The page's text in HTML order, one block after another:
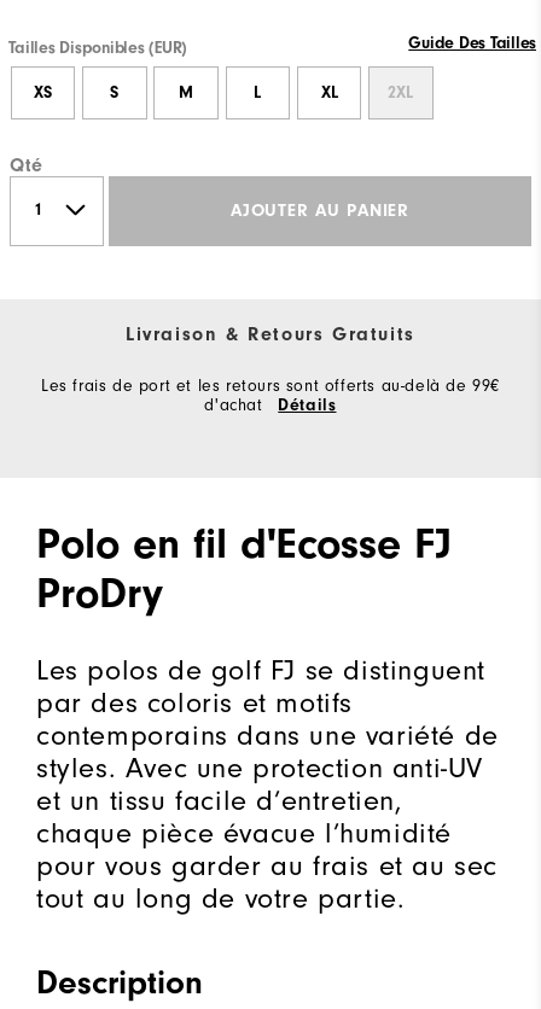
Tailles Disponibles (EUR) Guide Des Tailles
XS S M L XL 2XL
Qté
AJOUTER AU PANIER
Livraison & Retours Gratuits
Les frais de port et les retours sont offerts au-delà de 99€
d'achat
Détails
Polo en fil d'Ecosse FJ
ProDry
Les polos de golf FJ se distinguent
par des coloris et motifs
contemporains dans une variété de
styles. Avec une protection anti-UV
et un tissu facile d’entretien,
chaque pièce évacue l’humidité
pour vous garder au frais et au sec
tout au long de votre partie.
Description